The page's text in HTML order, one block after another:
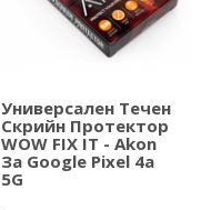
Универсален Течен
Скрийн Протектор
WOW FIX IT - Akon
За Google Pixel 4a
5G